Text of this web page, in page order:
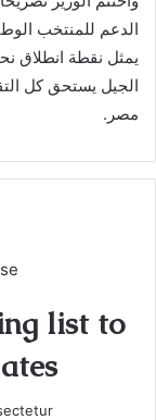
الدعم للمنتخب
يمثل نقطة انطلاق
الجيل يستحق كل
مصر.
list to